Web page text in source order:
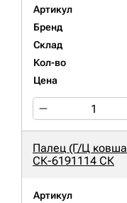
Артикул
Бренд
Склад
Кол-во
Цена
Палец (Г/Ц
СК-6191114 СК
Артикул